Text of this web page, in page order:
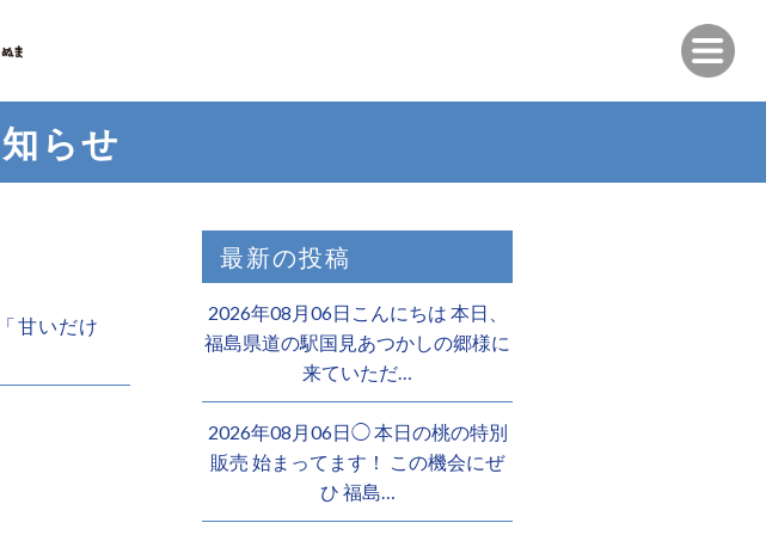
らせ
甘いだけ
最新の投稿
2026年08月06日こんにちは 本日、
福島県道の駅国見あつかしの郷様に
来ていただ…
2026年08月06日◯ 本日の桃の特別
販売 始まってます！ この機会にぜ
ひ 福島…